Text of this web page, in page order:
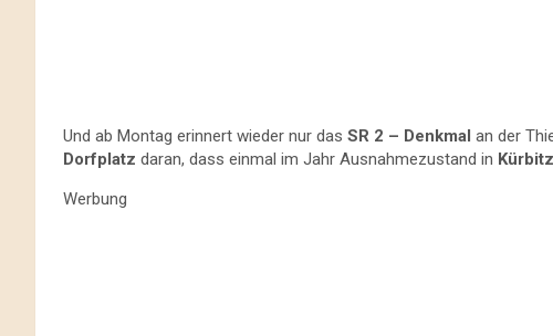
Und ab Montag erinnert wieder nur das SR 2 – Denkmal an der
Dorfplatz daran, dass einmal im Jahr Ausnahmezustand in Kürbitz
Werbung